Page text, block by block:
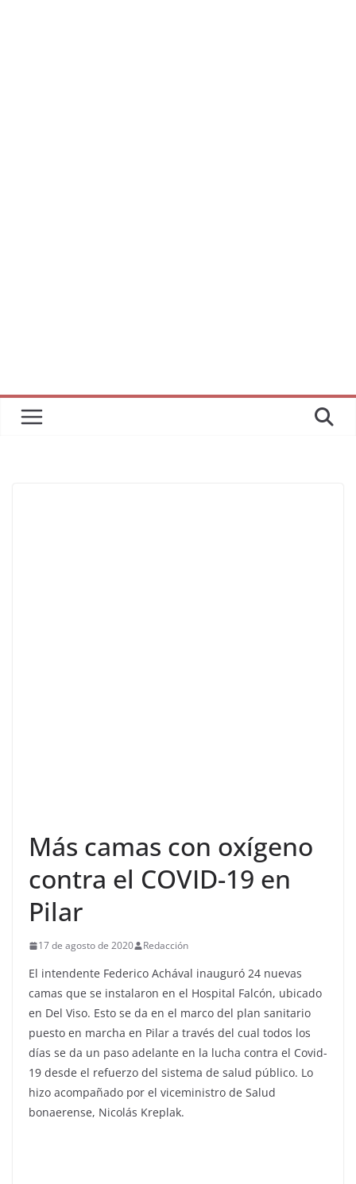
Más camas con oxígeno
contra el COVID-19 en
Pilar
17 de agosto de 2020 Redacción
El intendente Federico Achával inauguró 24 nuevas
camas que se instalaron en el Hospital Falcón, ubicado
en Del Viso. Esto se da en el marco del plan sanitario
puesto en marcha en Pilar a través del cual todos los
días se da un paso adelante en la lucha contra el Covid-
19 desde el refuerzo del sistema de salud público. Lo
hizo acompañado por el viceministro de Salud
bonaerense, Nicolás Kreplak.